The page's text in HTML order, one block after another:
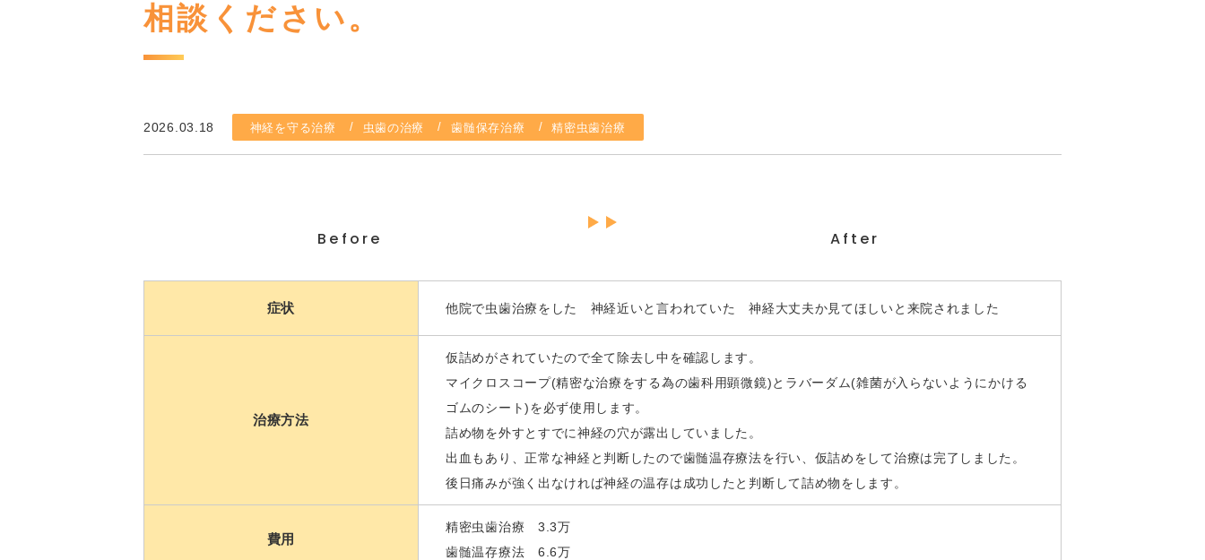
相談ください。
2026.03.18 神経を守る治療 虫歯の治療 歯髄保存治療 精密虫歯治療
Before After
症状 他院で虫歯治療をした 神経近いと言われていた 神経大丈夫か見てほしいと来院されました
治療方法
仮詰めがされていたので全て除去し中を確認します。
マイクロスコープ(精密な治療をする為の歯科用顕微鏡)とラバーダム(雑菌が入らないようにかける
ゴムのシート)を必ず使用します。
詰め物を外すとすでに神経の穴が露出していました。
出血もあり、正常な神経と判断したので歯髄温存療法を行い、仮詰めをして治療は完了しました。
後日痛みが強く出なければ神経の温存は成功したと判断して詰め物をします。
費用
精密虫歯治療 3.3万
歯髄温存療法 6.6万